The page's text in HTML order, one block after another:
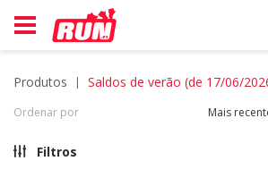
produtos saldos de verão (de 17/06/
Ordenar por Mais
Filtros